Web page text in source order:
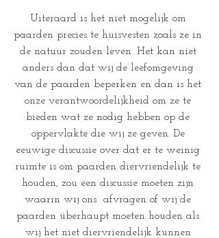
Uiteraard is het niet mogelijk om
paarden precies te huisvesten zoals ze in
de natuur zouden leven. Het kan niet
anders dan dat wij de leefomgeving
van de paarden beperken en dan is het
onze verantwoordelijkheid om ze te
bieden wat ze nodig hebben op de
oppervlakte die wij ze geven. De
eeuwige discussie over dat er te weinig
ruimte is om paarden diervriendelijk te
houden, zou een discussie moeten zijn
waarin wij ons  afvragen of wij de
paarden überhaupt moeten houden als
wij het niet diervriendelijk kunnen